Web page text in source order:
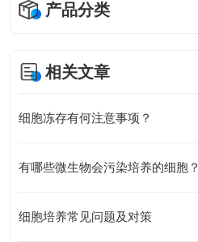
产品分类
相关文章
细胞冻存有何注意事项？
有哪些微生物会污染培养的细胞？
细胞培养常见问题及对策